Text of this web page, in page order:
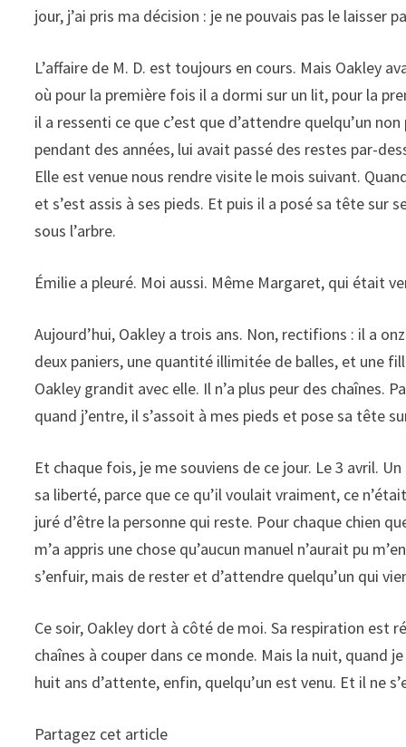
jour, j’ai pris ma décision : je ne pouvais pas le laisser
L’affaire de M. D. est toujours en cours. Mais Oakley
où pour la première fois il a dormi sur un lit, pour la
il a ressenti ce que c’est que d’attendre quelqu’un
pendant des années, lui avait passé des restes par-
Elle est venue nous rendre visite le mois suivant.
et s’est assis à ses pieds. Et puis il a posé sa tête sur
sous l’arbre.
Émilie a pleuré. Moi aussi. Même Margaret, qui était
Aujourd’hui, Oakley a trois ans. Non, rectifions : il a
deux paniers, une quantité illimitée de balles, et une
Oakley grandit avec elle. Il n’a plus peur des
quand j’entre, il s’assoit à mes pieds et pose sa tête
Et chaque fois, je me souviens de ce jour. Le 3 avril.
sa liberté, parce que ce qu’il voulait vraiment, ce
juré d’être la personne qui reste. Pour chaque chien
m’a appris une chose qu’aucun manuel n’aurait pu
s’enfuir, mais de rester et d’attendre quelqu’un qui
Ce soir, Oakley dort à côté de moi. Sa respiration est
chaînes à couper dans ce monde. Mais la nuit, quand
huit ans d’attente, enfin, quelqu’un est venu. Et il ne
Partagez cet article